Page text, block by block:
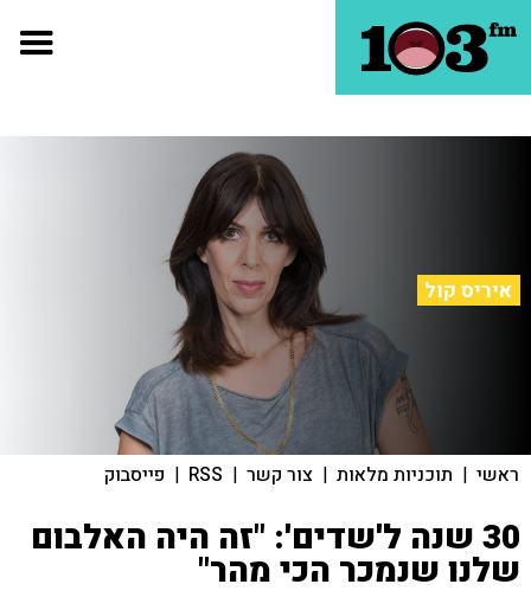
איריס קול
ראשי | תוכניות מלאות | צור קשר |
RSS
| פייסבוק
30 שנה ל'שדים': "זה היה האלבום
שלנו שנמכר הכי מהר"